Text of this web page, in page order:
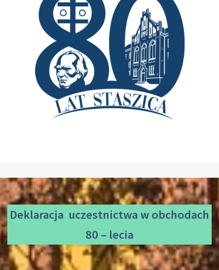
Deklaracja uczestnictwaw obchodach
80 – lecia